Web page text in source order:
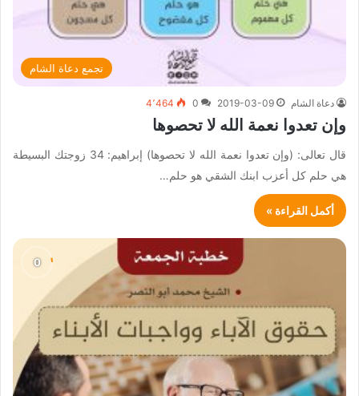
تجمع دعاة الشام
دعاة الشام 2019-03-09
0 4٬464
وإن تعدوا نعمة الله لا تحصوها
قال تعالى: (وإن تعدوا نعمة الله لا تحصوها) إبراهيم: 34 زوجتك البسيطة
هي حلم كل أعزب ابنك الشقي هو حلم…
أكمل القراءة »